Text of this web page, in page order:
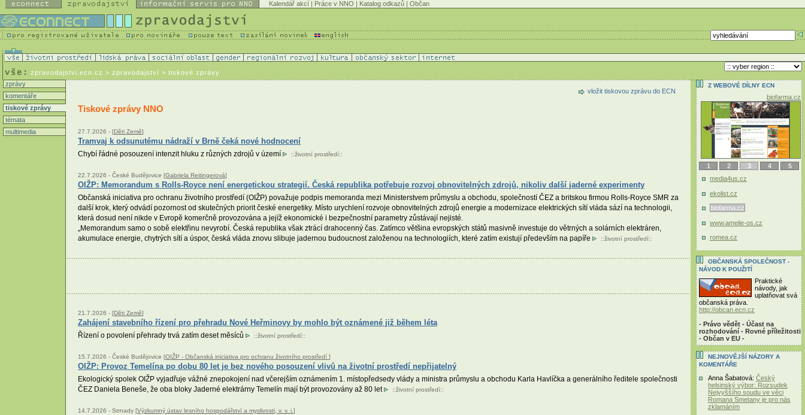
Kalendář akcí | Práce v NNO | Katalog odkazů | Občan
zpravodajstvi.ecn.cz > zpravodajství > tiskové zprávy
zprávy
komentáře
tiskové zprávy
témata
multimedia
vložit tiskovou zprávu do ECN
Tiskové zprávy NNO
27.7.2026 - [Děti Země]
Tramvaj k odsunutému nádraží v Brně čeká nové hodnocení
Chybí řádné posouzení intenzit hluku z různých zdrojů v území ::životní prostředí::
22.7.2026 - České Budějovice [Gabriela Reitingerová]
OIŽP: Memorandum s Rolls-Royce není energetickou strategií. Česká republika potřebuje rozvoj obnovitelných zdrojů, nikoliv další jaderné experimenty
Občanská iniciativa pro ochranu životního prostředí (OIŽP) považuje podpis memoranda mezi Ministerstvem průmyslu a obchodu, společností ČEZ a britskou firmou Rolls-Royce SMR za
další krok, který odvádí pozornost od skutečných priorit české energetiky. Místo urychlení rozvoje obnovitelných zdrojů energie a modernizace elektrických sítí vláda sází na technologii,
která dosud není nikde v Evropě komerčně provozována a jejíž ekonomické i bezpečnostní parametry zůstávají nejisté.
„Memorandum samo o sobě elektřinu nevyrobí. Česká republika však ztrácí drahocenný čas. Zatímco většina evropských států masivně investuje do větrných a solárních elektráren,
akumulace energie, chytrých sítí a úspor, česká vláda znovu slibuje jadernou budoucnost založenou na technologiích, které zatím existují především na papíře
::životní prostředí::
21.7.2026 - [Děti Země]
Zahájení stavebního řízení pro přehradu Nové Heřminovy by mohlo být oznámené již během léta
Řízení o povolení přehrady trvá zatím deset měsíců ::životní prostředí::
15.7.2026 - České Budějovice [OIŽP - Občanská iniciativa pro ochranu životního prostředí ]
OIŽP: Provoz Temelína po dobu 80 let je bez nového posouzení vlivů na životní prostředí nepřijatelný
Ekologický spolek OIŽP vyjadřuje vážné znepokojení nad včerejším oznámením 1. místopředsedy vlády a ministra průmyslu a obchodu Karla Havlíčka a generálního ředitele společnosti
ČEZ Daniela Beneše, že oba bloky Jaderné elektrárny Temelín mají být provozovány až 80 let
::životní prostředí::
14.7.2026 - Strnady [Výzkumný ústav lesního hospodářství a myslivosti, v. v. i.]
Z WEBOVÉ DÍLNY ECN
biofarma.cz
1 2 3 4
5
media4us.cz
ekolist.cz
biofarma.cz
www.amelie-os.cz
romea.cz
OBČANSKÁ SPOLEČNOST -
NÁVOD K POUŽITÍ
Praktické
návody, jak
uplatňovat svá
občanská práva.
http://obcan.ecn.cz
- Právo vědět - Účast na
rozhodování - Rovné příležitosti
- Občan v EU -
NEJNOVĚJŠÍ NÁZORY A
KOMENTÁŘE
Anna Šabatová: Český
helsinský výbor: Rozsudek
Nejvyššího soudu ve věci
Romana Smetany je pro nás
zklamáním